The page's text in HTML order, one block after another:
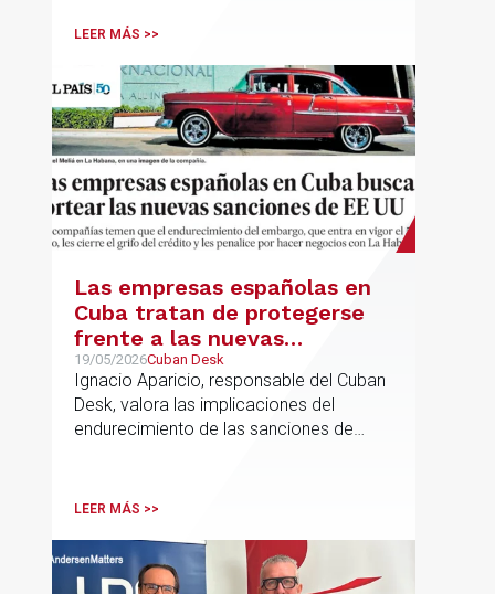
tenemos y ese es el modelo que vamos
LEER MÁS >>
Las empresas españolas en
Cuba tratan de protegerse
frente a las nuevas
sanciones millonarias que
prepara Estados Unidos
19/05/2026Cuban Desk
Ignacio Aparicio, responsable del Cuban
Desk, valora las implicaciones del
endurecimiento de las sanciones de
LEER MÁS >>